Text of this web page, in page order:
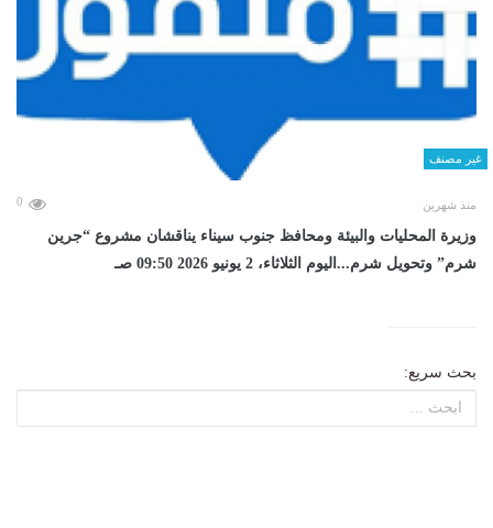
غير مصنف
منذ شهرين 0
وزيرة المحليات والبيئة ومحافظ جنوب سيناء يناقشان مشروع “جرين
شرم” وتحويل شرم...اليوم الثلاثاء، 2 يونيو 2026 09:50 صـ
بحث سريع: